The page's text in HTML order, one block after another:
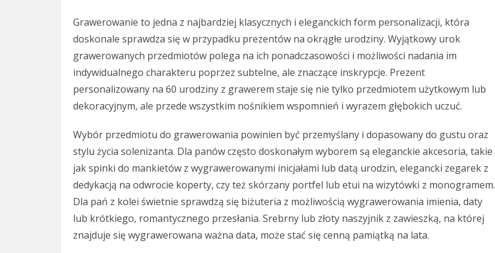
Grawerowanie to jedna z najbardziej klasycznych i eleganckich form personalizacji, która
doskonale sprawdza się w przypadku prezentów na okrągłe urodziny. Wyjątkowy urok
grawerowanych przedmiotów polega na ich ponadczasowości i możliwości nadania im
indywidualnego charakteru poprzez subtelne, ale znaczące inskrypcje. Prezent
personalizowany na 60 urodziny z grawerem staje się nie tylko przedmiotem użytkowym lub
dekoracyjnym, ale przede wszystkim nośnikiem wspomnień i wyrazem głębokich uczuć.
Wybór przedmiotu do grawerowania powinien być przemyślany i dopasowany do gustu oraz
stylu życia solenizanta. Dla panów często doskonałym wyborem są eleganckie akcesoria, takie
jak spinki do mankietów z wygrawerowanymi inicjałami lub datą urodzin, elegancki zegarek z
dedykacją na odwrocie koperty, czy też skórzany portfel lub etui na wizytówki z monogramem.
Dla pań z kolei świetnie sprawdzą się biżuteria z możliwością wygrawerowania imienia, daty
lub krótkiego, romantycznego przesłania. Srebrny lub złoty naszyjnik z zawieszką, na której
znajduje się wygrawerowana ważna data, może stać się cenną pamiątką na lata.